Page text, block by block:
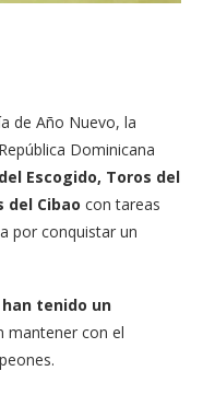
de Año Nuevo, la
Dominicana
Escogido, Toros del
del Cibao con tareas
por conquistar un
tenido un
mantener con el